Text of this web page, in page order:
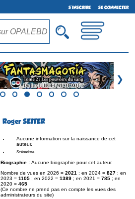
S'INSCRIRE SE CONNECTER
❯
Roger SEITER
Aucune information sur la naissance de cet
auteur.
Scénariste
Biographie : Aucune biographie pour cet auteur.
Nombre de vues en 2026 = 2021 ; en 2024 = 827 ; en
2023 = 1105 ; en 2022 = 1389 ; en 2021 = 785 ; en
2020 = 465
(Ce nombre ne prend pas en compte les vues des
administrateurs du site)